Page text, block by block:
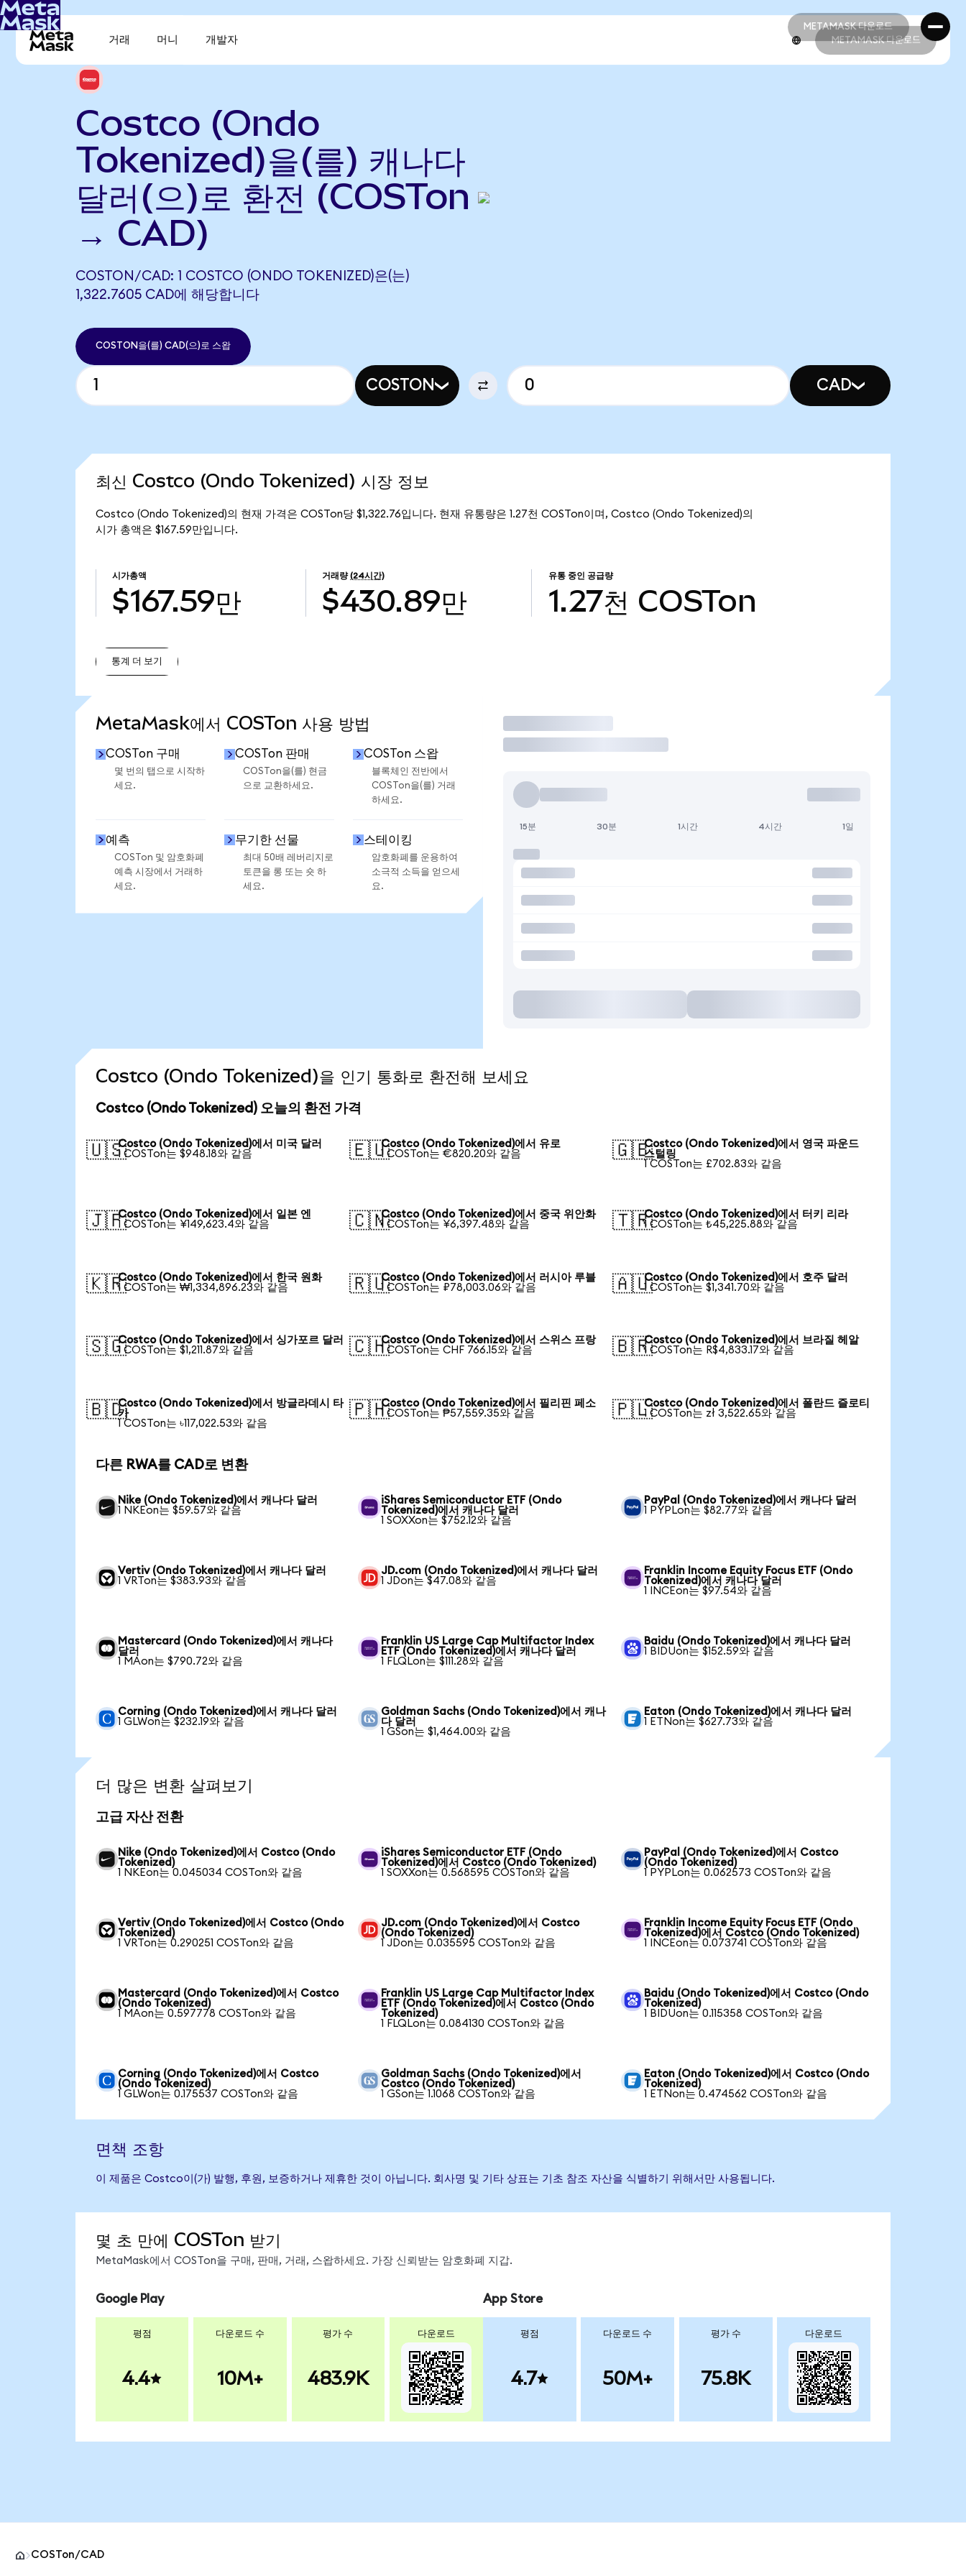
METAMASK 다운로드
METAMASK 다운로드
거래 머니 개발자 METAMASK 다운로드
Costco (Ondo
Tokenized)을(를) 캐나다
달러(으)로 환전 (COSTon
→ CAD)
COSTON/CAD: 1 COSTCO (ONDO TOKENIZED)은(는)
1,322.7605 CAD에 해당합니다
COSTON을(를) CAD(으)로 스왑
COSTON CAD
최신 Costco (Ondo Tokenized) 시장 정보
Costco (Ondo Tokenized)의 현재 가격은 COSTon당 $1,322.76입니다. 현재 유통량은 1.27천 COSTon이며, Costco (Ondo Tokenized)의
시가 총액은 $167.59만입니다.
시가총액
$167.59만
거래량 (24시간)
$430.89만
유통 중인 공급량
1.27천 COSTon
통계 더 보기
MetaMask에서 COSTon 사용 방법
COSTon 구매
몇 번의 탭으로 시작하
세요.
COSTon 판매
COSTon을(를) 현금
으로 교환하세요.
COSTon 스왑
블록체인 전반에서
COSTon을(를) 거래
하세요.
예측
COSTon 및 암호화폐
예측 시장에서 거래하
세요.
무기한 선물
최대 50배 레버리지로
토큰을 롱 또는 숏 하
세요.
스테이킹
암호화폐를 운용하여
소극적 소득을 얻으세
요.
거래
15분 30분 1시간 4시간 1일
Costco (Ondo Tokenized)을 인기 통화로 환전해 보세요
Costco (Ondo Tokenized) 오늘의 환전 가격
🇺🇸Costco (Ondo Tokenized)에서 미국 달러
1 COSTon는 $948.18와 같음
🇪🇺Costco (Ondo Tokenized)에서 유로
1 COSTon는 €820.20와 같음
🇬🇧Costco (Ondo Tokenized)에서 영국 파운드
스털링
1 COSTon는 £702.83와 같음
🇯🇵Costco (Ondo Tokenized)에서 일본 엔
1 COSTon는 ¥149,623.4와 같음
🇨🇳Costco (Ondo Tokenized)에서 중국 위안화
1 COSTon는 ¥6,397.48와 같음
🇹🇷Costco (Ondo Tokenized)에서 터키 리라
1 COSTon는 ₺45,225.88와 같음
🇰🇷Costco (Ondo Tokenized)에서 한국 원화
1 COSTon는 ₩1,334,896.23와 같음
🇷🇺Costco (Ondo Tokenized)에서 러시아 루블
1 COSTon는 ₽78,003.06와 같음
🇦🇺Costco (Ondo Tokenized)에서 호주 달러
1 COSTon는 $1,341.70와 같음
🇸🇬Costco (Ondo Tokenized)에서 싱가포르 달러
1 COSTon는 $1,211.87와 같음
🇨🇭Costco (Ondo Tokenized)에서 스위스 프랑
1 COSTon는 CHF 766.15와 같음
🇧🇷Costco (Ondo Tokenized)에서 브라질 헤알
1 COSTon는 R$4,833.17와 같음
🇧🇩Costco (Ondo Tokenized)에서 방글라데시 타
카
1 COSTon는 ৳117,022.53와 같음
🇵🇭Costco (Ondo Tokenized)에서 필리핀 페소
1 COSTon는 ₱57,559.35와 같음
🇵🇱Costco (Ondo Tokenized)에서 폴란드 즐로티
1 COSTon는 zł 3,522.65와 같음
다른 RWA를 CAD로 변환
Nike (Ondo Tokenized)에서 캐나다 달러
1 NKEon는 $59.57와 같음
iShares Semiconductor ETF (Ondo
Tokenized)에서 캐나다 달러
1 SOXXon는 $752.12와 같음
PayPal (Ondo Tokenized)에서 캐나다 달러
1 PYPLon는 $82.77와 같음
Vertiv (Ondo Tokenized)에서 캐나다 달러
1 VRTon는 $383.93와 같음
JD.com (Ondo Tokenized)에서 캐나다 달러
1 JDon는 $47.08와 같음
Franklin Income Equity Focus ETF (Ondo
Tokenized)에서 캐나다 달러
1 INCEon는 $97.54와 같음
Mastercard (Ondo Tokenized)에서 캐나다
달러
1 MAon는 $790.72와 같음
Franklin US Large Cap Multifactor Index
ETF (Ondo Tokenized)에서 캐나다 달러
1 FLQLon는 $111.28와 같음
Baidu (Ondo Tokenized)에서 캐나다 달러
1 BIDUon는 $152.59와 같음
Corning (Ondo Tokenized)에서 캐나다 달러
1 GLWon는 $232.19와 같음
Goldman Sachs (Ondo Tokenized)에서 캐나
다 달러
1 GSon는 $1,464.00와 같음
Eaton (Ondo Tokenized)에서 캐나다 달러
1 ETNon는 $627.73와 같음
더 많은 변환 살펴보기
고급 자산 전환
Nike (Ondo Tokenized)에서 Costco (Ondo
Tokenized)
1 NKEon는 0.045034 COSTon와 같음
iShares Semiconductor ETF (Ondo
Tokenized)에서 Costco (Ondo Tokenized)
1 SOXXon는 0.568595 COSTon와 같음
PayPal (Ondo Tokenized)에서 Costco
(Ondo Tokenized)
1 PYPLon는 0.062573 COSTon와 같음
Vertiv (Ondo Tokenized)에서 Costco (Ondo
Tokenized)
1 VRTon는 0.290251 COSTon와 같음
JD.com (Ondo Tokenized)에서 Costco
(Ondo Tokenized)
1 JDon는 0.035595 COSTon와 같음
Franklin Income Equity Focus ETF (Ondo
Tokenized)에서 Costco (Ondo Tokenized)
1 INCEon는 0.073741 COSTon와 같음
Mastercard (Ondo Tokenized)에서 Costco
(Ondo Tokenized)
1 MAon는 0.597778 COSTon와 같음
Franklin US Large Cap Multifactor Index
ETF (Ondo Tokenized)에서 Costco (Ondo
Tokenized)
1 FLQLon는 0.084130 COSTon와 같음
Baidu (Ondo Tokenized)에서 Costco (Ondo
Tokenized)
1 BIDUon는 0.115358 COSTon와 같음
Corning (Ondo Tokenized)에서 Costco
(Ondo Tokenized)
1 GLWon는 0.175537 COSTon와 같음
Goldman Sachs (Ondo Tokenized)에서
Costco (Ondo Tokenized)
1 GSon는 1.1068 COSTon와 같음
Eaton (Ondo Tokenized)에서 Costco (Ondo
Tokenized)
1 ETNon는 0.474562 COSTon와 같음
면책 조항
이 제품은 Costco이(가) 발행, 후원, 보증하거나 제휴한 것이 아닙니다. 회사명 및 기타 상표는 기초 참조 자산을 식별하기 위해서만 사용됩니다.
몇 초 만에 COSTon 받기
MetaMask에서 COSTon을 구매, 판매, 거래, 스왑하세요. 가장 신뢰받는 암호화폐 지갑.
Google Play
평점
4.4
다운로드 수
10M+
평가 수
483.9K
다운로드
App Store
평점
4.7
다운로드 수
50M+
평가 수
75.8K
다운로드
COSTon/CAD